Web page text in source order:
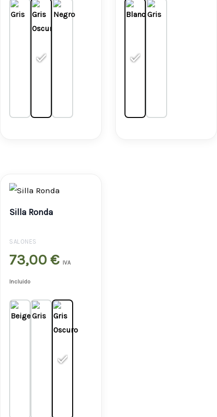
Silla Ronda
SALONES
73,00€ IVA
Incluido